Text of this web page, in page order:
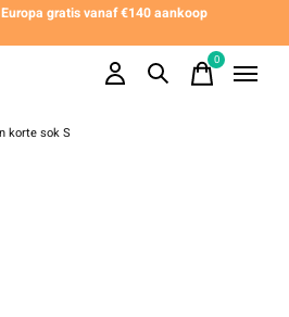
gratis vanaf €140 aankoop
0items
korte sok S